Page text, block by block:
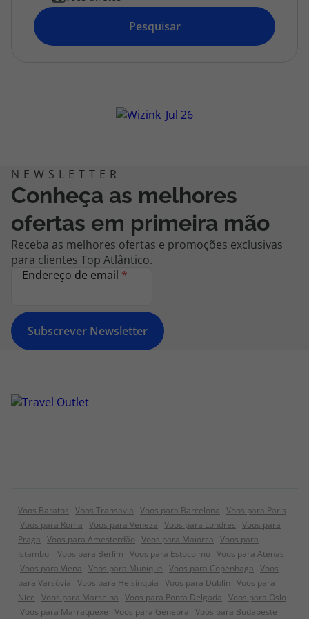
topatlantico@topatlantico.com
Pesquisar
Conheça as melhores
ofertas em primeira mão
Receba as melhores ofertas e promoções exclusivas
para clientes Top Atlântico.
Endereço de email *
Subscrever Newsletter
Voos Baratos Voos Transavia Voos para Barcelona Voos para Paris
Voos para Roma Voos para Veneza Voos para Londres Voos para
Praga Voos para Amesterdão Voos para Maiorca Voos para
Istambul Voos para Berlim Voos para Estocolmo Voos para Atenas
Voos para Viena Voos para Munique Voos para Copenhaga Voos
para Varsóvia Voos para Helsínquia Voos para Dublin Voos para
Nice Voos para Marselha Voos para Ponta Delgada Voos para Oslo
Voos para Marraquexe Voos para Genebra Voos para Budapeste